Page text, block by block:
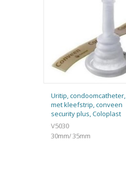
Uritip, condoomcatheter,
met kleefstrip, conveen
security plus, Coloplast
V5030
30mm/ 35mm